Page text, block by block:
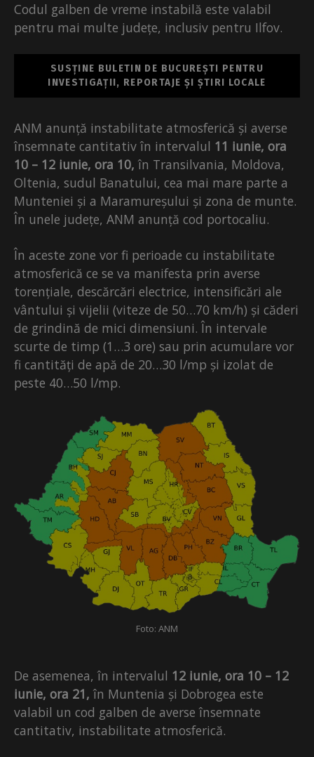
Codul galben de vreme instabilă este valabil
pentru mai multe județe, inclusiv pentru Ilfov.
SUSȚINE BULETIN DE BUCUREȘTI PENTRU
INVESTIGAȚII, REPORTAJE ȘI ȘTIRI LOCALE
ANM anunță instabilitate atmosferică și averse
însemnate cantitativ în intervalul 11 iunie, ora
10 – 12 iunie, ora 10, în Transilvania, Moldova,
Oltenia, sudul Banatului, cea mai mare parte a
Munteniei și a Maramureșului și zona de munte.
În unele județe, ANM anunță cod portocaliu.
În aceste zone vor fi perioade cu instabilitate
atmosferică ce se va manifesta prin averse
torențiale, descărcări electrice, intensificări ale
vântului și vijelii (viteze de 50…70 km/h) și căderi
de grindină de mici dimensiuni. În intervale
scurte de timp (1…3 ore) sau prin acumulare vor
fi cantități de apă de 20…30 l/mp și izolat de
peste 40…50 l/mp.
Foto: ANM
De asemenea, în intervalul 12 iunie, ora 10 – 12
iunie, ora 21, în Muntenia și Dobrogea este
valabil un cod galben de averse însemnate
cantitativ, instabilitate atmosferică.